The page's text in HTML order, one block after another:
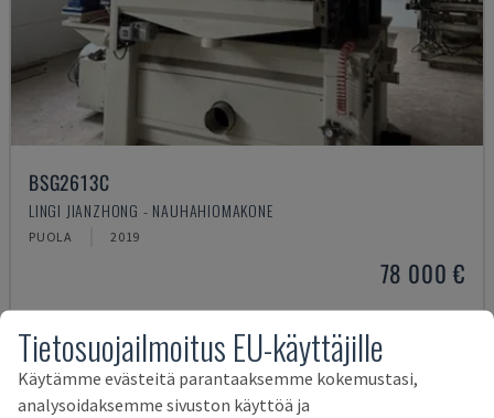
BSG2613C
LINGI JIANZHONG - NAUHAHIOMAKONE
PUOLA 2019
78 000 €
Tietosuojailmoitus EU-käyttäjille
Käytämme evästeitä parantaaksemme kokemustasi,
analysoidaksemme sivuston käyttöä ja